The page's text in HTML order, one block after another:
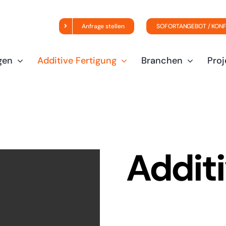
Anfrage stellen SOFORTANGEBOT /
Additive Fertigung Branchen